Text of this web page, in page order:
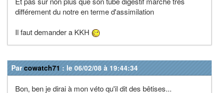
différement du notre en terme d'assimilation
Il faut demander a KKH
Parcowatch71 : le 06/02/08 à 19:44:34
Bon, ben je dirai à mon véto qu'il dit des bêtises...